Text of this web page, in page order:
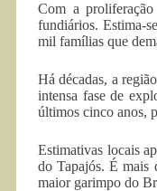
Com a
fundiários. Estima-
mil famílias que
Há décadas, a
intensa fase de
últimos cinco anos,
Estimativas locais
do Tapajós. É mais
maior garimpo do